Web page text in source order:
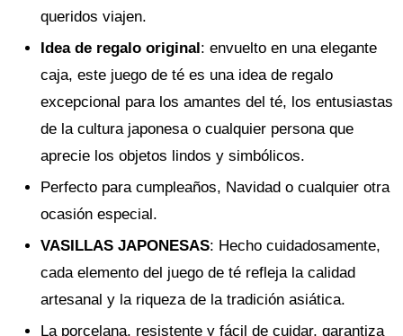
queridos viajen.
Idea de regalo original: envuelto en una elegante
caja, este juego de té es una idea de regalo
excepcional para los amantes del té, los entusiastas
de la cultura japonesa o cualquier persona que
aprecie los objetos lindos y simbólicos.
Perfecto para cumpleaños, Navidad o cualquier otra
ocasión especial.
VASILLAS JAPONESAS: Hecho cuidadosamente,
cada elemento del juego de té refleja la calidad
artesanal y la riqueza de la tradición asiática.
La porcelana, resistente y fácil de cuidar, garantiza